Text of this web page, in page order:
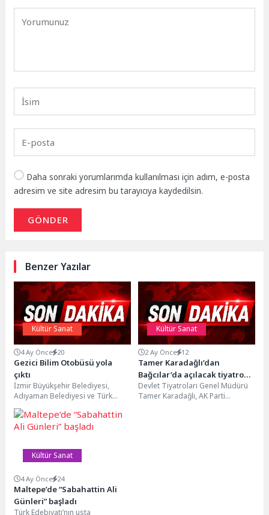
Daha sonraki yorumlarımda kullanılması için adım, e-posta
adresim ve site adresim bu tarayıcıya kaydedilsin.
GÖNDER
Benzer Yazılar
Kültür Sanat
4 Ay Önce 20
Gezici Bilim Otobüsü yola
çıktı
İzmir Büyükşehir Belediyesi,
Adıyaman Belediyesi ve Türk
Kadınlar Birliği iş birliğiyle hayata
geçirilen Gezici Bilim...
Kültür Sanat
2 Ay Önce 12
Tamer Karadağlı’dan
Bağcılar’da açılacak tiyatro
binası için “Süper” yorumu
Devlet Tiyatroları Genel Müdürü
Tamer Karadağlı, AK Parti
Kültür Sanat
4 Ay Önce 24
Maltepe’de “Sabahattin Ali
Günleri” başladı
Türk Edebiyatı’nın usta